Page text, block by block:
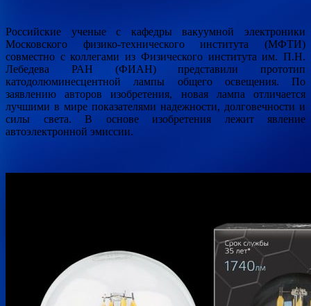
Российские ученые с кафедры вакуумной электроники
Московского физико-технического института (МФТИ)
совместно с коллегами из Физического института им. П.Н.
Лебедева РАН (ФИАН) представили прототип
катодолюминесцентной лампы общего освещения. По
заявлению авторов изобретения, новая лампа отличается
лучшими в мире показателями надежности, долговечности и
силы света. В основе изобретения лежит явление
автоэлектронной эмиссии.